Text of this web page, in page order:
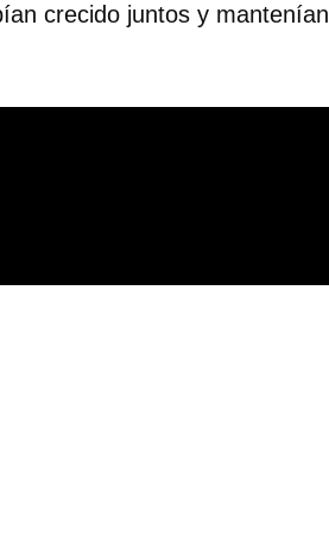
crecido juntos y mantenían